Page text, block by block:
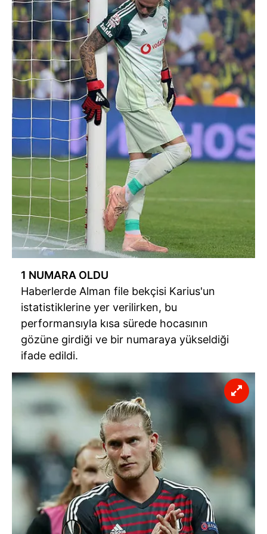
1 NUMARA OLDU
Haberlerde Alman file bekçisi Karius'un
istatistiklerine yer verilirken, bu
performansıyla kısa sürede hocasının
gözüne girdiği ve bir numaraya yükseldiği
ifade edildi.